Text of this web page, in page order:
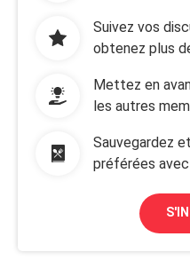
Suivez vos
obtenez plus
Mettez en
les autres
Sauvegardez
préférées